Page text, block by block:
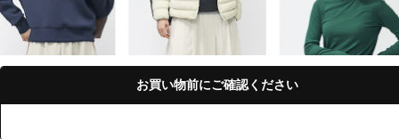
お買い物前にご確認ください